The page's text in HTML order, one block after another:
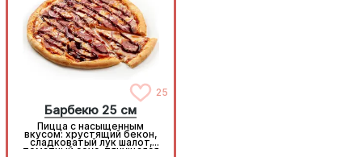
25
Барбекю 25 см
Пицца с насыщенным
вкусом: хрустящий бекон,
сладковатый лук шалот,
томатный соус, тянущаяся